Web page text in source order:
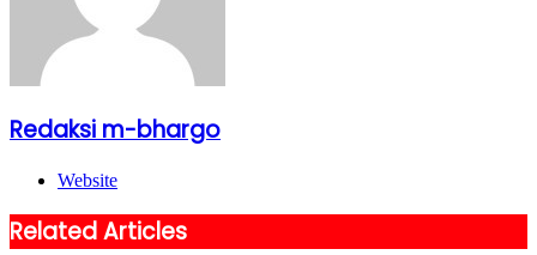
Redaksi m-bhargo
Website
Related Articles